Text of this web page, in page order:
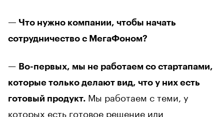
— Что нужно компании, чтобы начать
сотрудничество с МегаФоном?
— Во-первых, мы не работаем со стартапами,
которые только делают вид, что у них есть
готовый продукт. Мы работаем с теми, у
которых есть готовое решение или